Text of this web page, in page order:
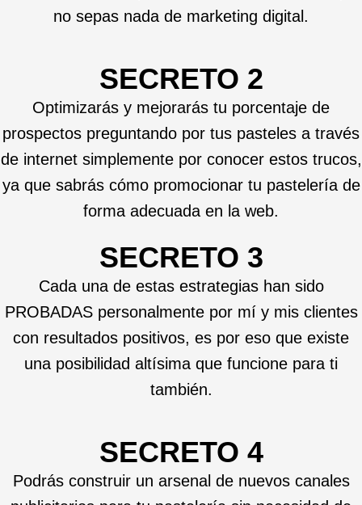
no sepas nada de marketing digital.
SECRETO 2
Optimizarás y mejorarás tu porcentaje de
prospectos preguntando por tus pasteles a través
de internet simplemente por conocer estos trucos,
ya que sabrás cómo promocionar tu pastelería de
forma adecuada en la web.
SECRETO 3
Cada una de estas estrategias han sido
PROBADAS personalmente por mí y mis clientes
con resultados positivos, es por eso que existe
una posibilidad altísima que funcione para ti
también.
SECRETO 4
Podrás construir un arsenal de nuevos canales